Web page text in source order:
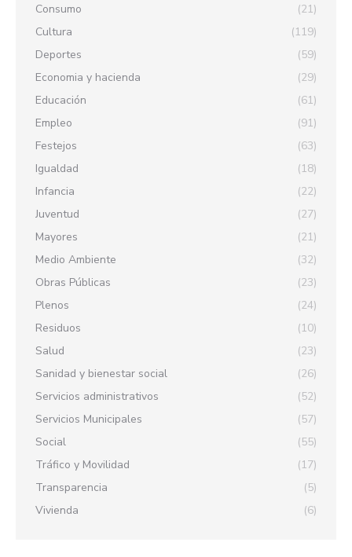
Consumo
(21)
Cultura
(119)
Deportes
(59)
Economia y hacienda
(29)
Educación
(61)
Empleo
(91)
Festejos
(63)
Igualdad
(18)
Infancia
(22)
Juventud
(27)
Mayores
(21)
Medio Ambiente
(32)
Obras Públicas
(23)
Plenos
(24)
Residuos
(10)
Salud
(23)
Sanidad y bienestar social
(26)
Servicios administrativos
(52)
Servicios Municipales
(57)
Social
(55)
Tráfico y Movilidad
(17)
Transparencia
(5)
Vivienda
(6)